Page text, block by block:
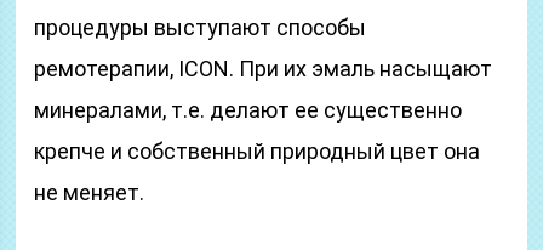
процедуры выступают способы
ремотерапии, ICON. При их эмаль насыщают
минералами, т.е. делают ее существенно
крепче и собственный природный цвет она
не меняет.